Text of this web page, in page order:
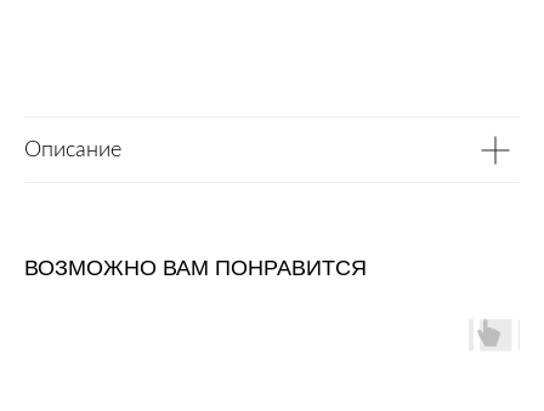
Описание
ВОЗМОЖНО ВАМ ПОНРАВИТСЯ